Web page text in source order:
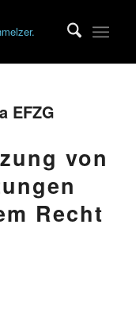
EFZG
von
Recht